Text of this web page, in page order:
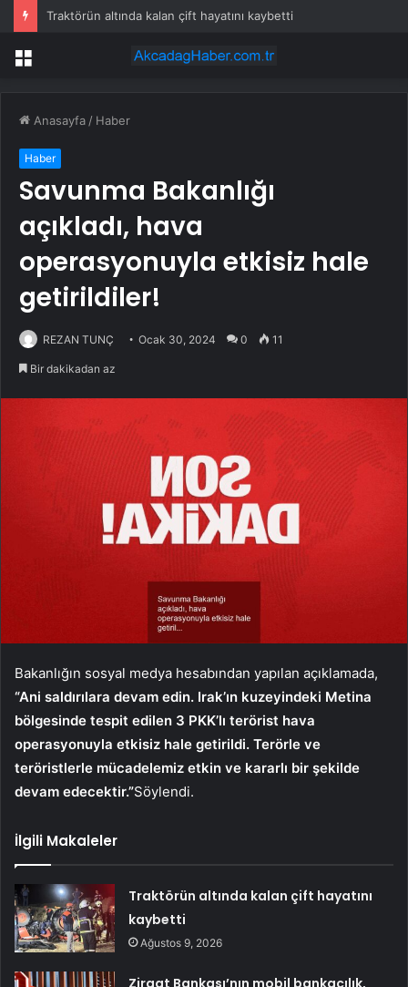
Traktörün altında kalan çift hayatını kaybetti
Menü
Anasayfa / Haber
Haber
Savunma Bakanlığı
açıkladı, hava
operasyonuyla etkisiz hale
getirildiler!
REZAN TUNÇ Ocak 30, 2024 0 11
Bir dakikadan az
Bakanlığın sosyal medya hesabından yapılan açıklamada,
“Ani saldırılara devam edin. Irak’ın kuzeyindeki Metina
bölgesinde tespit edilen 3 PKK’lı terörist hava
operasyonuyla etkisiz hale getirildi. Terörle ve
teröristlerle mücadelemiz etkin ve kararlı bir şekilde
devam edecektir.”Söylendi.
İlgili Makaleler
Traktörün altında kalan çift hayatını
kaybetti
Ağustos 9, 2026